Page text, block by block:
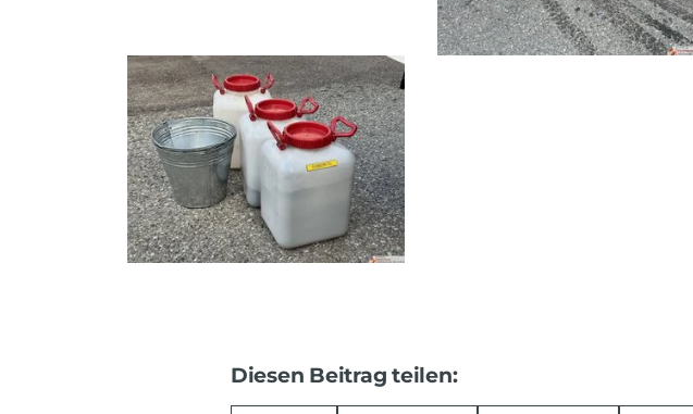
Diesen Beitrag teilen: